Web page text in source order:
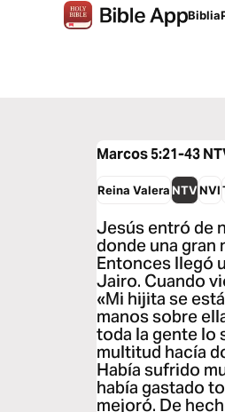
Biblia
Marcos 5:21-43
Reina Valera NTVNVI
Jesús entró de
donde una gran
Entonces llegó
Jairo. Cuando
«Mi hijita se
manos sobre
toda la gente lo
multitud hacía
Había sufrido
había gastado
mejoró. De